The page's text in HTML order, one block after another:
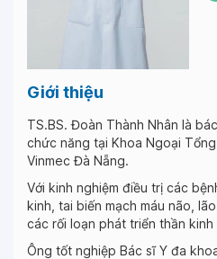
Giới thiệu
TS.BS. Đoàn Thành Nhân là
chức năng tại Khoa Ngoại
Vinmec Đà Nẵng.
Với kinh nghiệm điều trị các
kinh, tai biến mạch máu não,
các rối loạn phát triển thần
Ông tốt nghiệp Bác sĩ Y đa